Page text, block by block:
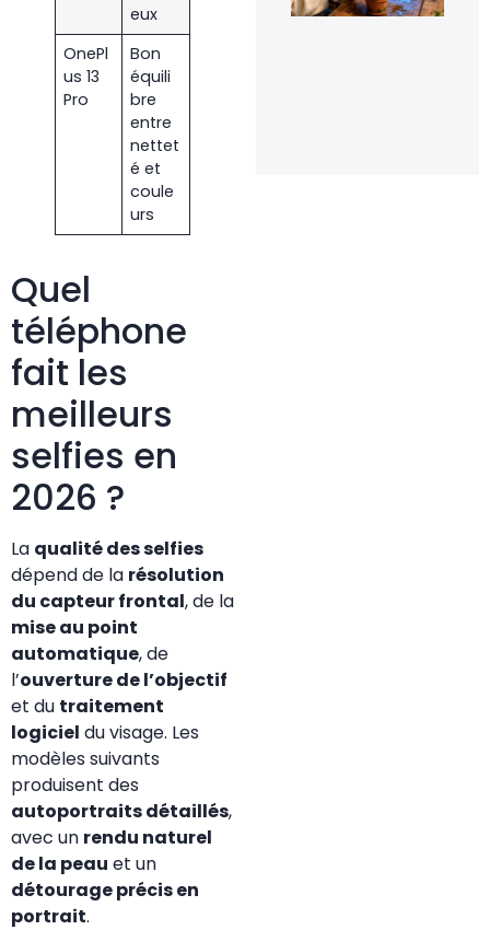
eux
OnePl
us 13
Pro
Bon
équili
bre
entre
nettet
é et
coule
urs
Quel
téléphone
fait les
meilleurs
selfies en
2026 ?
La qualité des selfies
dépend de la résolution
du capteur frontal, de la
mise au point
automatique, de
l’ouverture de l’objectif
et du traitement
logiciel du visage. Les
modèles suivants
produisent des
autoportraits détaillés,
avec un rendu naturel
de la peau et un
détourage précis en
portrait.